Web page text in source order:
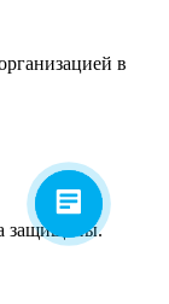
в
защищены.